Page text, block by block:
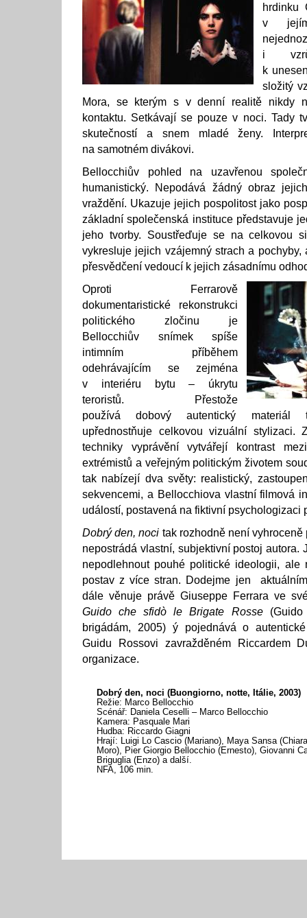
hrdinku
v
i
k
složitý
Mora, se kterým s v denní realitě nikdy
kontaktu. Setkávají se pouze v noci. Tady
skutečností a snem mladé ženy.
na samotném divákovi.
Bellocchiův pohled na uzavřenou
humanistický. Nepodává žádný obraz
vraždění. Ukazuje jejich pospolitost jako
základní společenská instituce představuje
jeho tvorby. Soustřeďuje se na celkovou
vykresluje jejich vzájemný strach a
přesvědčení vedoucí k jejich zásadnímu
Oproti Ferrarově
dokumentaristické rekonstrukci
politického zločinu je
Bellocchiův snímek spíše
intimním příběhem
odehrávajícím se zejména
v interiéru bytu – úkrytu
teroristů. Přestože
používá dobový autentický materiál
upřednostňuje celkovou vizuální stylizaci.
techniky vyprávění vytvářejí kontrast
extrémistů a veřejným politickým životem
tak nabízejí dva světy: realistický,
sekvencemi, a Bellocchiova vlastní filmová
událostí, postavená na fiktivní psychologizaci
Dobrý den, noci tak rozhodně není
nepostrádá vlastní, subjektivní postoj autora.
nepodlehnout pouhé politické ideologii, ale
postav z více stran. Dodejme jen
dále věnuje právě Giuseppe Ferrara ve
Guido che sfidò le Brigate Rosse(Guido
brigádám, 2005) ý pojednává o
Guidu Rossovi zavražděném Riccardem
organizace.
Dobrý den, noci (Buongiorno, notte, Itálie, 2003)
Režie: Marco Bellocchio
Scénář: Daniela Ceselli – Marco Bellocchio
Kamera: Pasquale Mari
Hudba: Riccardo Giagni
Hrají: Luigi Lo Cascio (Mariano), Maya Sansa
Moro), Pier Giorgio Bellocchio (Ernesto), Giovanni
Briguglia (Enzo) a další.
NFA, 106 min.